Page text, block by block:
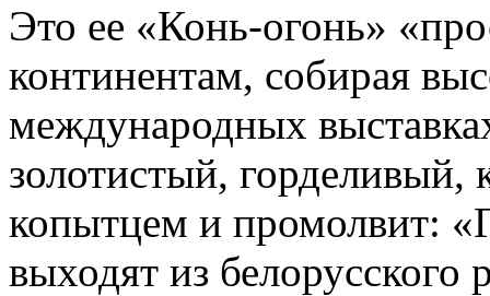
Это ее «Конь-огонь»
континентам, собирая
международных
золотистый, горделивый,
копытцем и промолвит:
выходят из белорусского